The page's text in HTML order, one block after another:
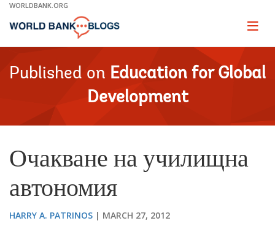
Skip
Main
WORLDBANK.ORG
Page
Published on Education for Global
Development
Очакване на училищна
автономия
HARRY A. PATRINOS MARCH 27, 2012